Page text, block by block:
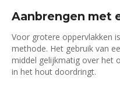
Aanbrengen met
Voor grotere oppervlakken
methode. Het gebruik van
middel gelijkmatig over het
in het hout doordringt.